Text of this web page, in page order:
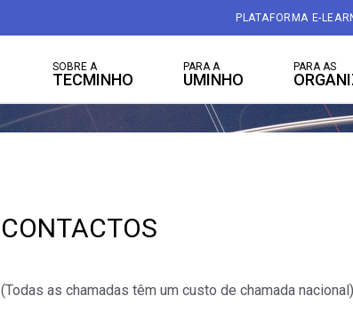
PLATAFORMA E-
SOBRE A
TECMINHO
PARA A
UMINHO
PARA AS
CONTACTOS
(Todas as chamadas têm um custo de chamada nacional)